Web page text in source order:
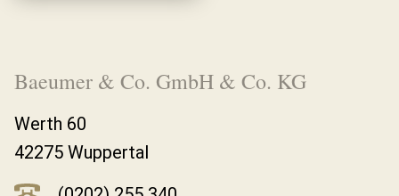
Baeumer & Co. GmbH & Co. KG
Werth 60
42275 Wuppertal